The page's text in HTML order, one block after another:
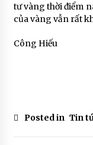
tư vàng thời điểm
của vàng vẫn rất
Công Hiếu
Posted in Tin